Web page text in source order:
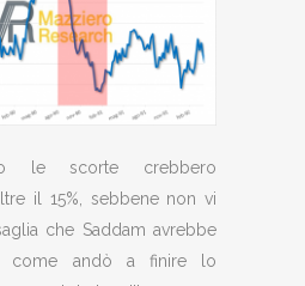
le scorte crebbero
il 15%, sebbene non vi
che Saddam avrebbe
come andò a finire lo